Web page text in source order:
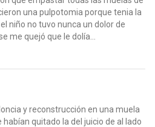
una pulpotomia porque tenia la
niño no tuvo nunca un dolor de
me quejó que le dolía...
y reconstrucción en una muela
quitado la del juicio de al lado